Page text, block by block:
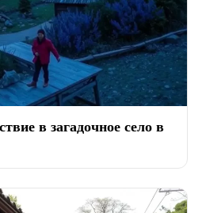
в загадочное село в